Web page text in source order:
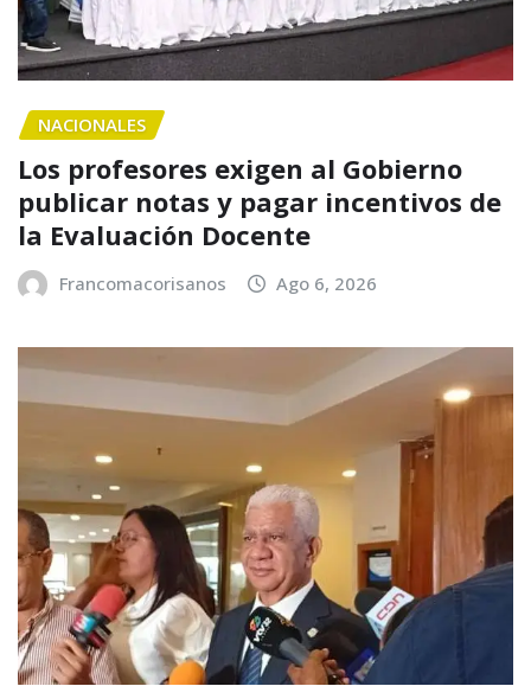
NACIONALES
Los profesores exigen al Gobierno
publicar notas y pagar incentivos de
la Evaluación Docente
Francomacorisanos Ago 6, 2026